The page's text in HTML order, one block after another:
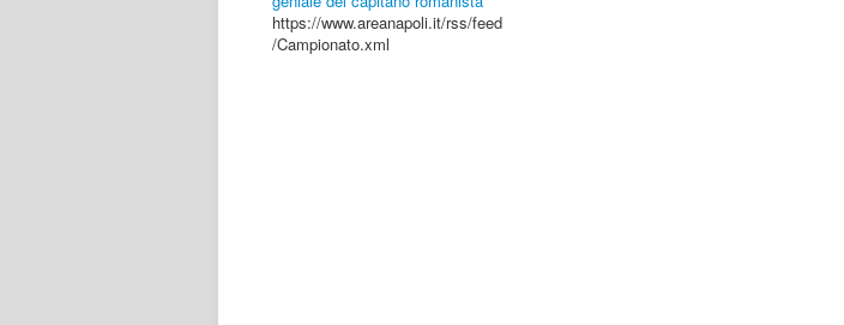
https://www.areanapoli.it/rss/feed
/Campionato.xml